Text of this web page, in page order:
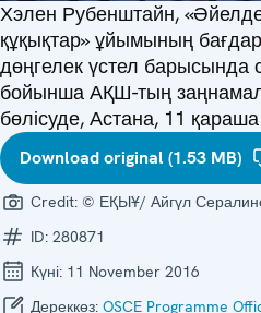
Хэлен Рубенштайн,
құқықтар» ұйымының
дөңгелек үстел барысында
бойынша АҚШ-тың
бөлісуде, Астана, 11
Download original (1.53 MB)
Credit: © ЕҚЫҰ/ Айгүл
ID: 280871
Күні: 11 November 2016
Дереккөз: OSCE Programme